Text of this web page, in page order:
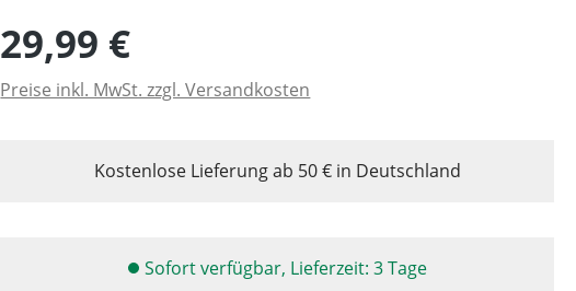
29,99 €
Preise inkl. MwSt. zzgl. Versandkosten
Kostenlose Lieferung ab 50 € in Deutschland
Sofort verfügbar, Lieferzeit: 3 Tage